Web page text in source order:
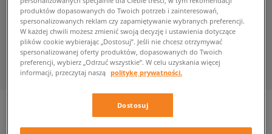
produktów dopasowanych do Twoich potrzeb i zainteresowań,
spersonalizowanych reklam czy zapamiętywanie wybranych preferencji.
W każdej chwili możesz zmienić swoją decyzję i ustawienia dotyczące
plików cookie wybierając „Dostosuj”. Jeśli nie chcesz otrzymywać
spersonalizowanej oferty produktów, dopasowanych do Twoich
preferencji, wybierz „Odrzuć wszystkie”. W celu uzyskania więcej
informacji, przeczytaj naszą politykę prywatności.
Dostosuj